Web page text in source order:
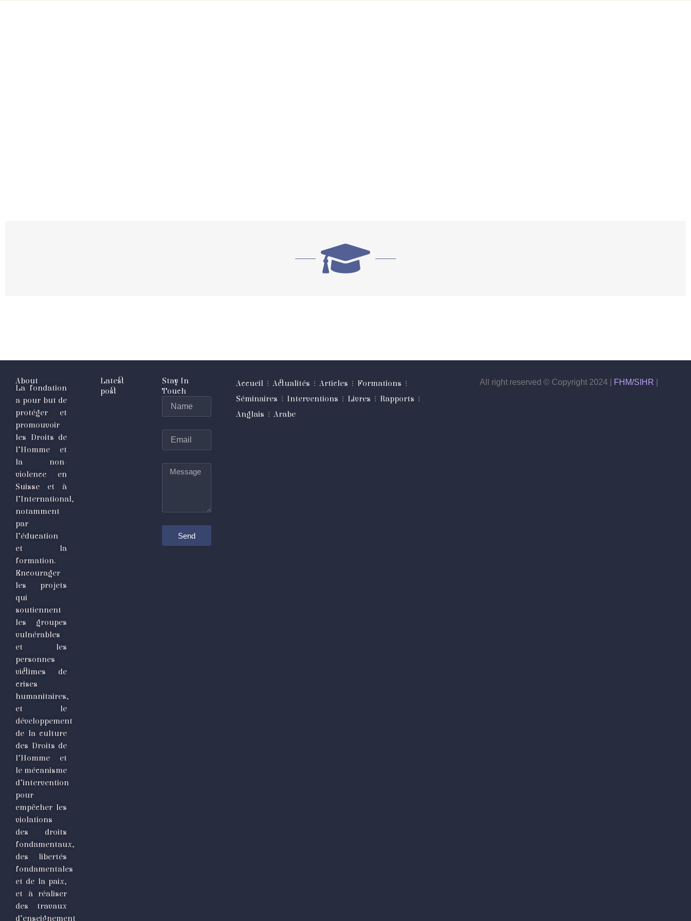
About
La fondation
a pour but de
protéger et
promouvoir
les Droits de
l’Homme et
la non-
violence en
Suisse et à
l’International,
notamment
par
l’éducation
et la
formation.
Encourager
les projets
qui
soutiennent
les groupes
vulnérables
et les
personnes
victimes de
crises
humanitaires,
et le
développement
de la culture
des Droits de
l’Homme et
le mécanisme
d’intervention
pour
empêcher les
violations
des droits
fondamentaux,
des libertés
fondamentales
et de la paix,
et à réaliser
des travaux
d’enseignement
Latest
post
Stay In
Touch
Message
Send
Accueil Actualités Articles
Formations
Séminaires
Interventions Livres
Rapports
Anglais
Arabe
All right reserved © Copyright 2024 | FHM/SIHR